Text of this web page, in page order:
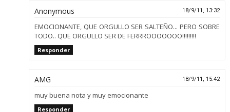
Anonymous 18/9/11, 13:32
EMOCIONANTE, QUE ORGULLO SER SALTEÑO... PERO SOBRE
TODO.. QUE ORGULLO SER DE FERRROOOOOOO!!!!!!!!!
Responder
AMG 18/9/11, 15:42
muy buena nota y muy emocionante
Responder